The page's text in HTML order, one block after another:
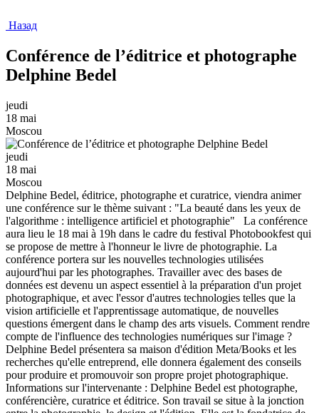
Назад
Conférence de l’éditrice et photographe
Delphine Bedel
jeudi
18 mai
Moscou
jeudi
18 mai
Moscou
Delphine Bedel, éditrice, photographe et curatrice, viendra animer
une conférence sur le thème suivant : "La beauté dans les yeux de
l'algorithme : intelligence artificiel et photographie" La conférence
aura lieu le 18 mai à 19h dans le cadre du festival Photobookfest qui
se propose de mettre à l'honneur le livre de photographie. La
conférence portera sur les nouvelles technologies utilisées
aujourd'hui par les photographes. Travailler avec des bases de
données est devenu un aspect essentiel à la préparation d'un projet
photographique, et avec l'essor d'autres technologies telles que la
vision artificielle et l'apprentissage automatique, de nouvelles
questions émergent dans le champ des arts visuels. Comment rendre
compte de l'influence des technologies numériques sur l'image ?
Delphine Bedel présentera sa maison d'édition Meta/Books et les
recherches qu'elle entreprend, elle donnera également des conseils
pour produire et promouvoir son propre projet photographique.
Informations sur l'intervenante : Delphine Bedel est photographe,
conférencière, curatrice et éditrice. Son travail se situe à la jonction